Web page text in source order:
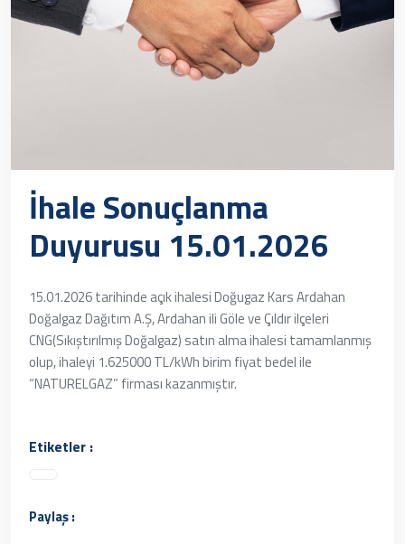
İhale Sonuçlanma
Duyurusu 15.01.2026
15.01.2026 tarihinde açık ihalesi Doğugaz Kars Ardahan
Doğalgaz Dağıtım A.Ş, Ardahan ili Göle ve Çıldır ilçeleri
CNG(Sıkıştırılmış Doğalgaz) satın alma ihalesi tamamlanmış
olup, ihaleyi 1.625000 TL/kWh birim fiyat bedel ile
“NATURELGAZ” firması kazanmıştır.
Etiketler :
Paylaş :